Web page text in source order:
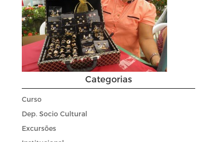
Categorias
Curso
Dep. Socio Cultural
Excursões